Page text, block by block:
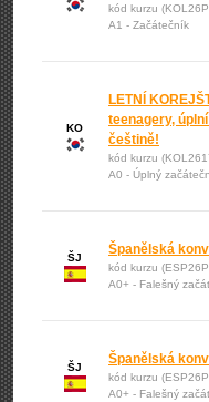
kód kurzu
A1 - Začátečník
KO
LETNÍ
teenagery,
češtině!
kód kurzu
A0 - Úplný
ŠJ
Španělská
kód kurzu
A0+ - Falešný
ŠJ
Španělská
kód kurzu
A0+ - Falešný